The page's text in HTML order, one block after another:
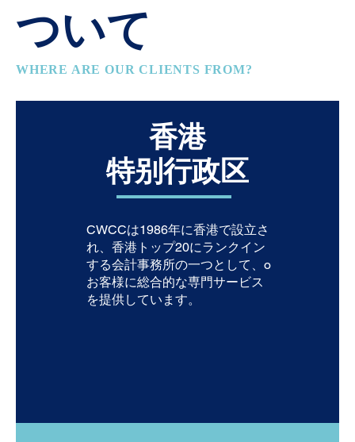
ついて
WHERE ARE OUR CLIENTS FROM?
香港
特别行政区
CWCCは1986年に香港で設立さ
れ、香港トップ20にランクイン
する会計事務所の一つとして、o
お客様に総合的な専門サービス
を提供しています。